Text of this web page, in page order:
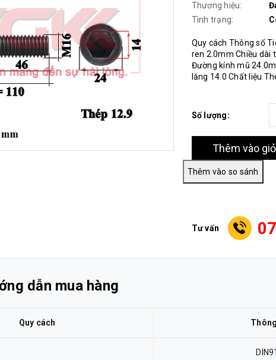
Thương hiệu:
Tình trạng:
Quy cách Thông số
ren 2.0mm Chiều dài
Đường kính mũ
lăng 14.0 Chất liệu
Số lượng:
Thêm vào giỏ
Tư vấn
dẫn mua hàng
Quy cách